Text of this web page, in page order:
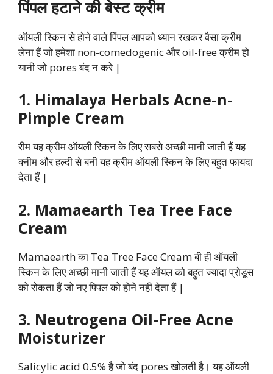
पिंपल हटाने की बेस्ट क्रीम
ऑयली स्किन से होने वाले पिंपल आपको ध्यान रखकर वैसा क्रीम
लेना हैं जो हमेशा non-comedogenic और oil-free क्रीम हो
यानी जो pores बंद न करे |
1. Himalaya Herbals Acne-n-
Pimple Cream
रीम यह क्रीम ऑयली स्किन के लिए सबसे अच्छी मानी जाती हैं यह
क्नीम और हल्दी से बनी यह क्रीम ऑयली स्किन के लिए बहुत फायदा
देता हैं |
2. Mamaearth Tea Tree Face
Cream
Mamaearth का Tea Tree Face Cream बी ही ऑयली
स्किन के लिए अच्छी मानी जाती हैं यह ऑयल को बहुत ज्यादा प्रोडूस
को रोकता हैं जो नए पिपल को होने नही देता हैं |
3. Neutrogena Oil-Free Acne
Moisturizer
Salicylic acid 0.5% है जो बंद pores खोलती है। यह ऑयली